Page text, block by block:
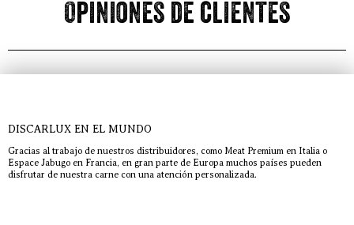
Opiniones de clientes
DISCARLUX EN EL MUNDO
Gracias al trabajo de nuestros distribuidores, como Meat Premium en Italia o
Espace Jabugo en Francia, en gran parte de Europa muchos países pueden
disfrutar de nuestra carne con una atención personalizada.